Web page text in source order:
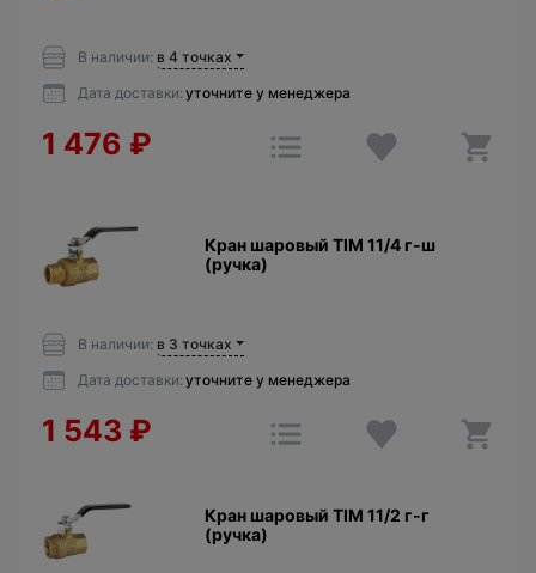
В наличии: в 4 точках
Дата доставки: уточните у менеджера
1 476 ₽
Кран шаровый TIM 11/4 г-ш
(ручка)
В наличии: в 3 точках
Дата доставки: уточните у менеджера
1 543 ₽
Кран шаровый TIM 11/2 г-г
(ручка)